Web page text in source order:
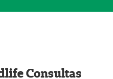
Consultas